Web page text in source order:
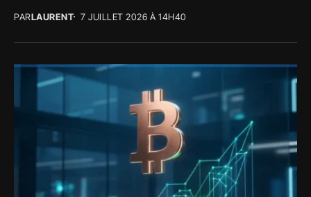
PARLAURENT 7 JUILLET 2026 À 14H40